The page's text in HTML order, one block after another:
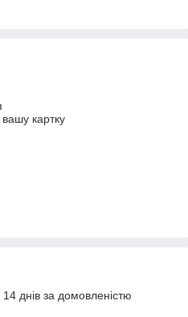
картку
днів за домовленістю